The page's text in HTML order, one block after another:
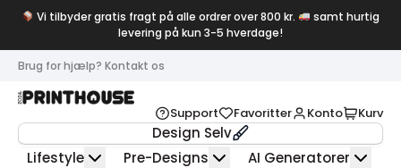
Vi tilbyder gratis fragt på alle ordrer over 800 kr.
samt hurtig
levering på kun 3-5 hverdage!
Brug for hjælp? Kontakt os
Support Favoritter Konto Kurv
Design Selv
Lifestyle
Pre-Designs AI Generatorer